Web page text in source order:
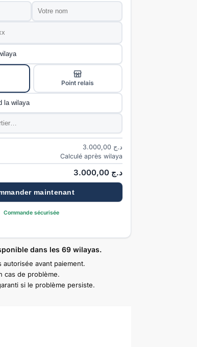
Nom
Point relais
د.ج
Calculé après wilaya
د.ج
maintenant
Commande sécurisée
dans les 69 wilayas.
autorisée avant paiement.
cas de problème.
si le problème persiste.